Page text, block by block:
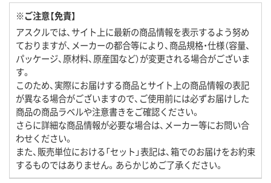
※ご注意【免責】
アスクルでは、サイト上に最新の商品情報を表示するよう努め
ておりますが、メーカーの都合等により、商品規格・仕様（容量、
パッケージ、原材料、原産国など）が変更される場合がございま
す。
このため、実際にお届けする商品とサイト上の商品情報の表記
が異なる場合がございますので、ご使用前には必ずお届けした
商品の商品ラベルや注意書きをご確認ください。
さらに詳細な商品情報が必要な場合は、メーカー等にお問い合
わせください。
また、販売単位における「セット」表記は、箱でのお届けをお約束
するものではありません。あらかじめご了承ください。